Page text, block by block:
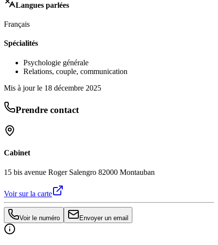
Langues parlées
Français
Spécialités
Psychologie générale
Relations, couple, communication
Mis à jour le 18 décembre 2025
Prendre contact
Cabinet
15 bis avenue Roger Salengro 82000 Montauban
Voir sur la carte
Voir le numéro Envoyer un email